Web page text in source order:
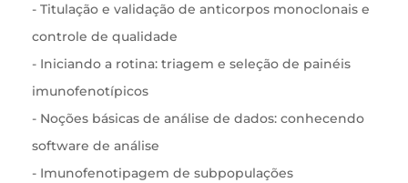
- Titulação e validação de anticorpos monoclonais e
controle de qualidade
- Iniciando a rotina: triagem e seleção de painéis
imunofenotípicos
- Noções básicas de análise de dados: conhecendo
software de análise
- Imunofenotipagem de subpopulações